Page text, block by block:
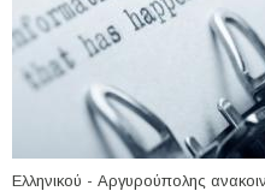
Ελληνικού - Αργυρούπολης